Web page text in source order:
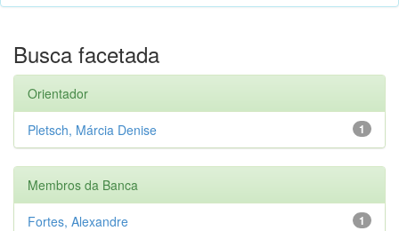
Busca facetada
Orientador
1
Pletsch, Márcia Denise
Membros da Banca
1
Fortes, Alexandre